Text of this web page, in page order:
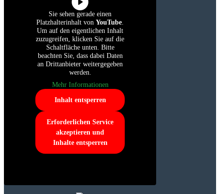
Sie sehen gerade einen
Platzhalterinhalt von YouTube.
Um auf den eigentlichen Inhalt
zuzugreifen, klicken Sie auf die
Schaltfläche unten. Bitte
beachten Sie, dass dabei Daten
an Drittanbieter weitergegeben
werden.
Mehr Informationen
Inhalt entsperren
Erforderlichen Service
akzeptieren und
Inhalte entsperren